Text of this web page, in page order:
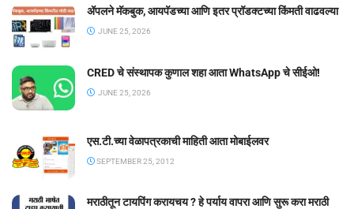
ॲपलने मॅकबुक, आयपॅडच्या आणि इतर प्रॉडक्टच्या किंमती वाढवल्या
JUNE 25, 2026
CRED चे संस्थापक कुणाल शहा आता WhatsApp चे सीईओ!
JUNE 25, 2026
एस.टी.च्या वेळापत्रकाची माहिती आता मोबाईलवर
SEPTEMBER 25, 2012
मराठीतून टायपिंग करायचय ? हे पर्याय वापरा आणि सुरू करा मराठी